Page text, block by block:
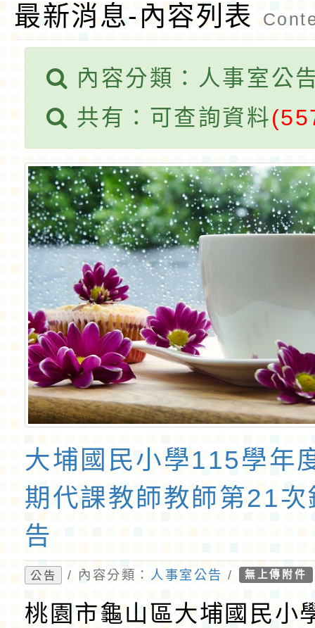
最新消息-內容列表
內容分類：人事室公
共有：可查詢資料
大埔國民小學115學年
期代課教師教師第21次
告
公告 / 內容分類： 人事室公告 / 無上傳附件
桃園市龜山區大埔國民小